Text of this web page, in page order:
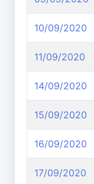
10/09/2020
11/09/2020
14/09/2020
15/09/2020
16/09/2020
17/09/2020